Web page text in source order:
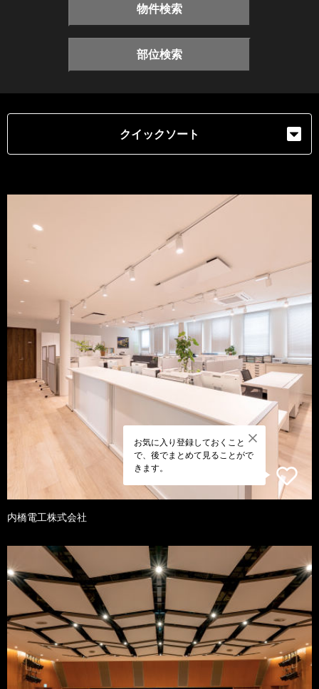
物件検索
部位検索
クイックソート
お気に入り登録しておくこと
で、後でまとめて見ることがで
きます。
内橋電工株式会社